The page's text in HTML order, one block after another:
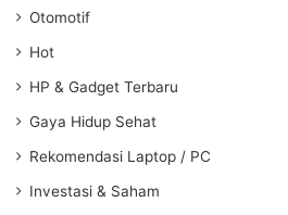
Otomotif
Hot
HP & Gadget Terbaru
Gaya Hidup Sehat
Rekomendasi Laptop / PC
Investasi & Saham